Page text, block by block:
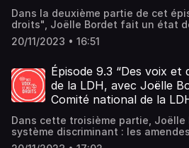
Dans la deuxième partie de cet
droits", Joëlle Bordet fait un état
de vie des jeunes de banlieues.
de l'ubérisation de la vie des
réel du travail en leur faisant
20/11/2023 • 16:51
Épisode 9.3 “Des voix et
de la LDH, avec Joëlle
Comité national de la
Dans cette troisième partie, Joëlle
système discriminant : les